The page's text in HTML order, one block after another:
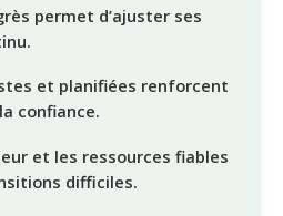
permet d’ajuster ses
et planifiées renforcent
confiance.
et les ressources fiables
difficiles.